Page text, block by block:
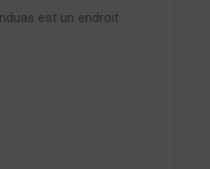
est un endroit